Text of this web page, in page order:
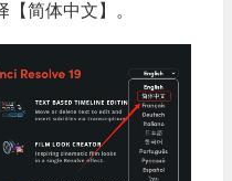
简体中文】。